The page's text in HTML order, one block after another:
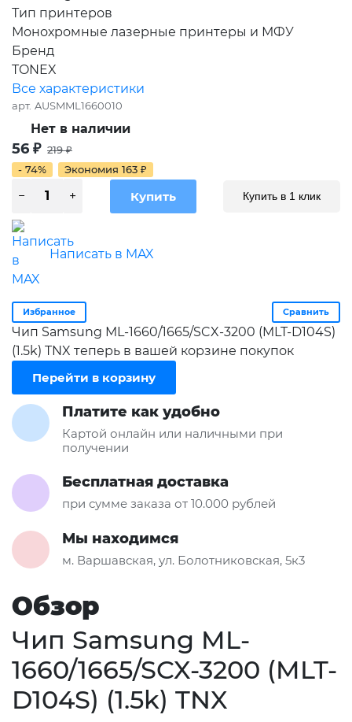
Тип принтеров
Монохромные лазерные принтеры и МФУ
Бренд
TONEX
Все характеристики
арт. AUSMML1660010
Нет в наличии
56 ₽ 219₽
- 74%
Экономия 163 ₽
Купить в 1 клик
Написать в MAX
Избранное Сравнить
Чип Samsung ML-1660/1665/SCX-3200 (MLT-D104S)
(1.5k) TNX теперь в вашей корзине покупок
Перейти в корзину
Платите как удобно
Картой онлайн или наличными при
получении
Бесплатная доставка
при сумме заказа от 10.000 рублей
Мы находимся
м. Варшавская, ул. Болотниковская, 5к3
Обзор
Чип Samsung ML-
1660/1665/SCX-3200 (MLT-
D104S) (1.5k) TNX